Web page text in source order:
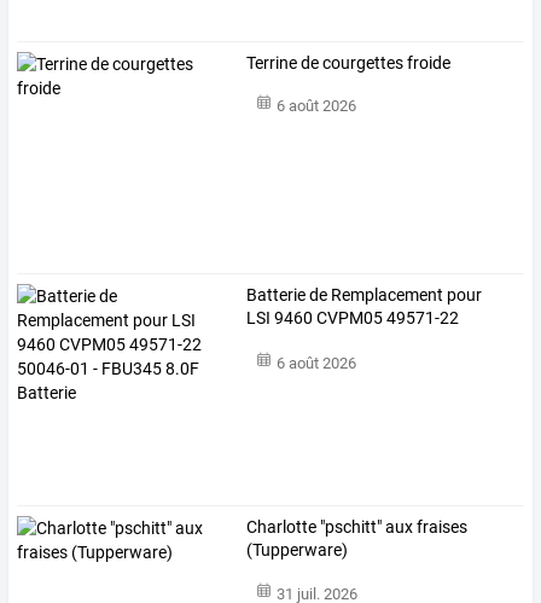
Terrine de courgettes froide
6 août 2026
Batteriede Remplacement pour
LSI 9460 CVPM0549571-22
6 août 2026
Charlotte "pschitt" aux fraises
(Tupperware)
31 juil. 2026